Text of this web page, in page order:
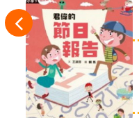
往
左
切
換